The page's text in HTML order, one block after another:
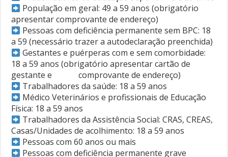
População em geral: 49 a 59 anos (obrigatório
apresentar comprovante de endereço)
Pessoas com deficiência permanente sem BPC: 18
a 59 (necessário trazer a autodeclaração preenchida)
Gestantes e puérperas com e sem comorbidade:
18 a 59 anos (obrigatório apresentar cartão de
gestante e comprovante de endereço)
Trabalhadores da saúde: 18 a 59 anos
Médico Veterinários e profissionais de Educação
Física: 18 a 59 anos
Trabalhadores da Assistência Social: CRAS, CREAS,
Casas/Unidades de acolhimento: 18 a 59 anos
Pessoas com 60 anos ou mais
Pessoas com deficiência permanente grave